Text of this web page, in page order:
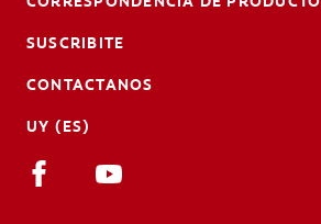
SUSCRIBITE
CONTACTANOS
UY (ES)